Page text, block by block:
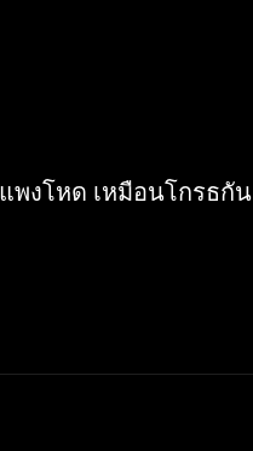
พงโหด เหมือนโกรธกัน